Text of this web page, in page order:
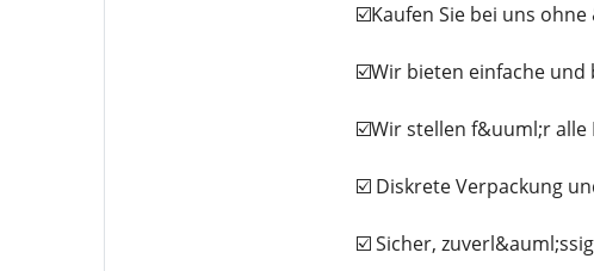
☑️Kaufen Sie bei uns
☑️Wir bieten einfache und
☑️Wir stellen f&uuml;r alle
☑️ Diskrete Verpackung
☑️ Sicher,